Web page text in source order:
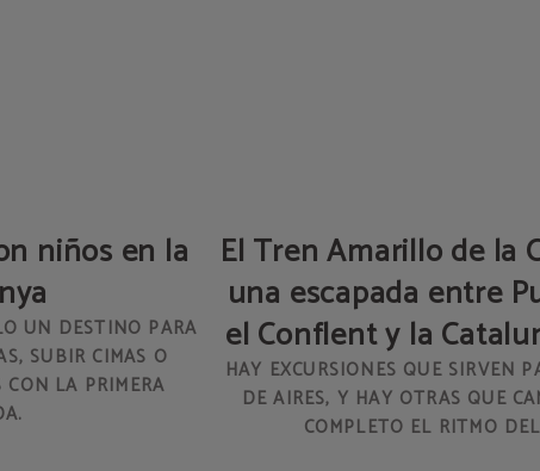
niños en la
UN DESTINO PARA
SUBIR CIMAS O
CON LA PRIMERA
El Tren Amarillo de la
una escapada entre
el Conflent y la
HAY EXCURSIONES QUE SIRVEN
DE AIRES, Y HAY OTRAS QUE
COMPLETO EL RITMO